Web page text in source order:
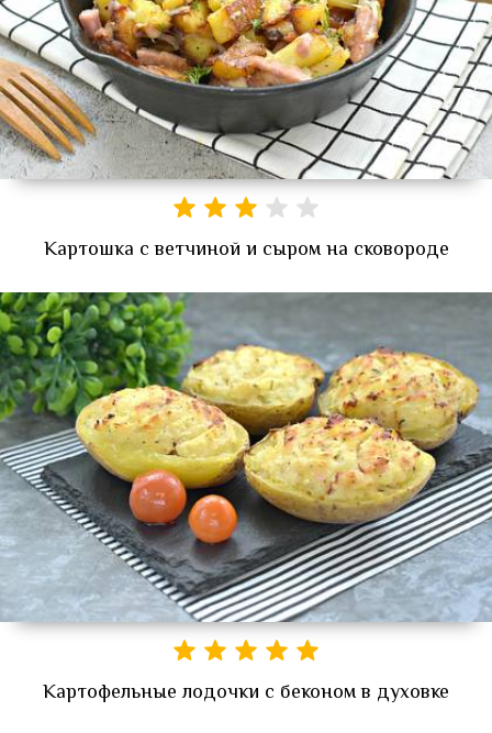
Картошка с ветчиной и сыром на сковороде
Картофельные лодочки с беконом в духовке